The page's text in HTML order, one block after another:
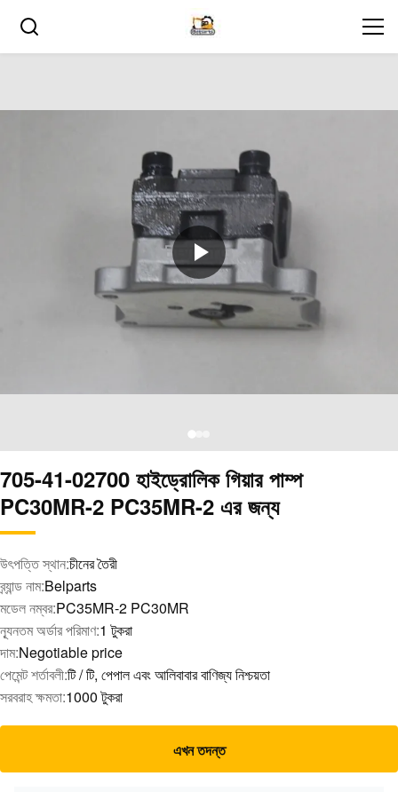
705-41-02700 হাইড্রোলিক গিয়ার পাম্প
PC30MR-2 PC35MR-2 এর জন্য
উৎপত্তি স্থান:চীনের তৈরী
ব্র্যান্ড নাম:Belparts
মডেল নম্বর:PC35MR-2 PC30MR
ন্যূনতম অর্ডার পরিমাণ:1 টুকরা
দাম:Negotiable price
পেমেন্ট শর্তাবলী:টি / টি, পেপাল এবং আলিবাবার বাণিজ্য নিশ্চয়তা
সরবরাহ ক্ষমতা:1000 টুকরা
এখন তদন্ত